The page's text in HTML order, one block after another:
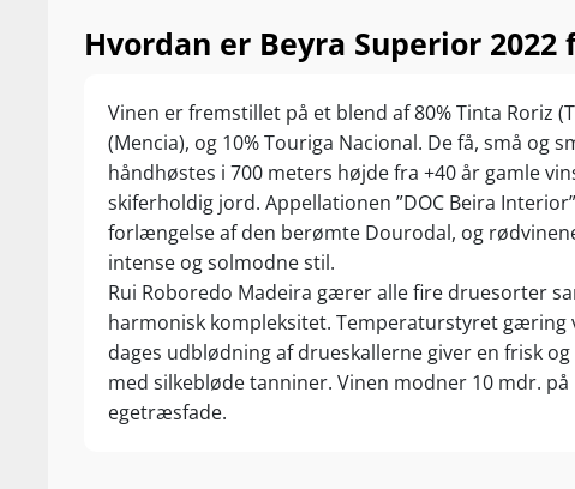
Hvordan er Beyra Superior
Vinen er fremstillet på et blend af 80% Tinta Roriz
(Mencia), og 10% Touriga Nacional. De få, små og
håndhøstes i 700 meters højde fra +40 år gamle
skiferholdig jord. Appellationen ”DOC Beira
forlængelse af den berømte Dourodal, og
intense og solmodne stil.
Rui Roboredo Madeira gærer alle fire druesorter
harmonisk kompleksitet. Temperaturstyret gæring
dages udblødning af drueskallerne giver en frisk
med silkebløde tanniner. Vinen modner 10 mdr. på
egetræsfade.